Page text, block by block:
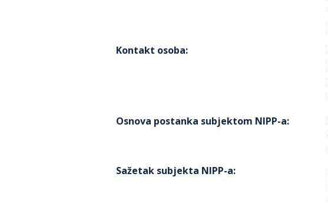
Kontakt osoba:
Osnova postanka subjektom NIPP-a:
Sažetak subjekta NIPP-a: